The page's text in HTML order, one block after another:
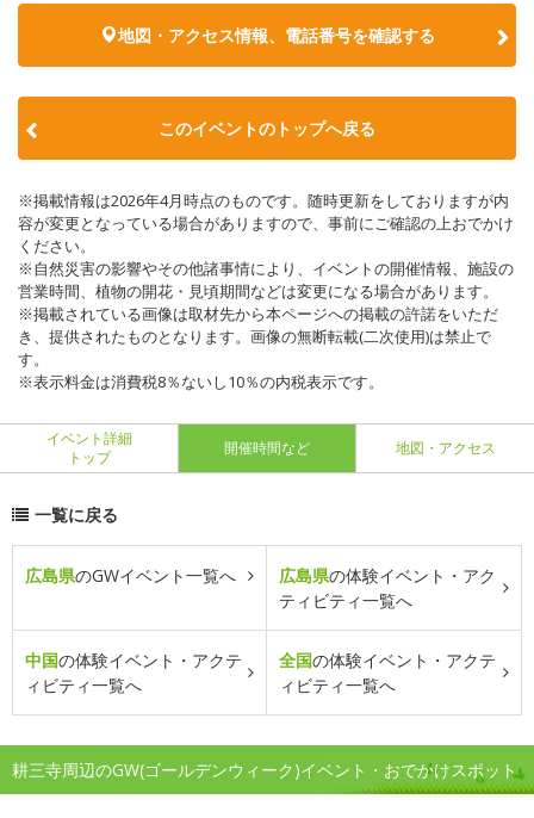
地図・アクセス情報、電話番号を確認する
このイベントのトップへ戻る
※掲載情報は2026年4月時点のものです。随時更新をしておりますが内
容が変更となっている場合がありますので、事前にご確認の上おでかけ
ください。
※自然災害の影響やその他諸事情により、イベントの開催情報、施設の
営業時間、植物の開花・見頃期間などは変更になる場合があります。
※掲載されている画像は取材先から本ページへの掲載の許諾をいただ
き、提供されたものとなります。画像の無断転載(二次使用)は禁止で
す。
※表示料金は消費税8％ないし10％の内税表示です。
イベント詳細
トップ
開催時間など 地図・アクセス
一覧に戻る
広島県のGWイベント一覧へ 広島県の体験イベント・アク
ティビティ一覧へ
中国の体験イベント・アクテ
ィビティ一覧へ
全国の体験イベント・アクテ
ィビティ一覧へ
耕三寺周辺のGW(ゴールデンウィーク)イベント・おでかけスポット